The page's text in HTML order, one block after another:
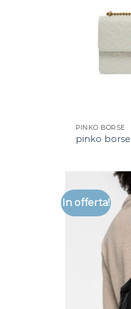
PINKO BORSE
pinko borse
In offerta!